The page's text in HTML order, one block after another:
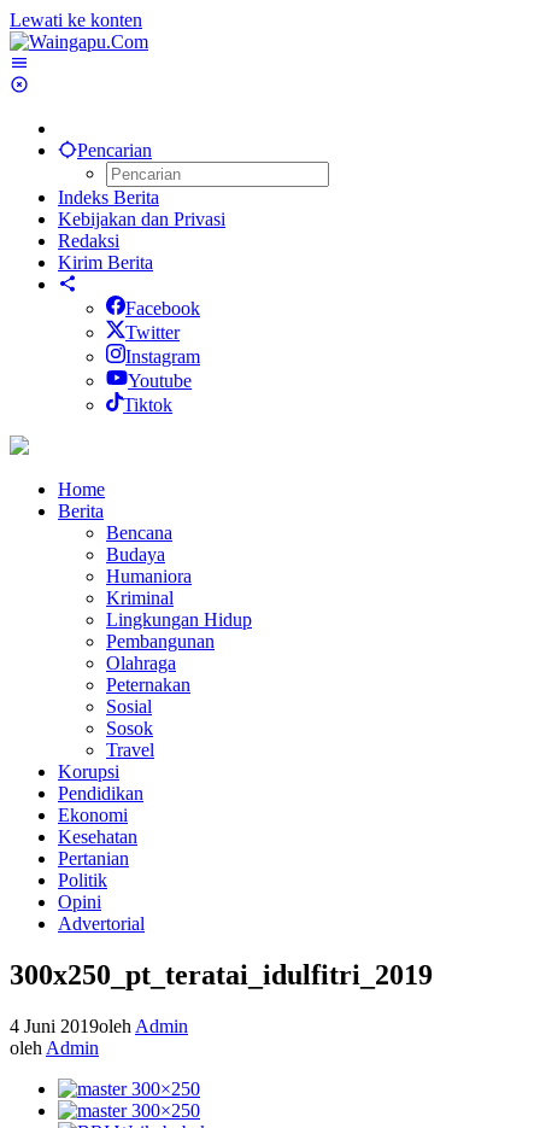
Lewati ke konten
Pencarian
Indeks Berita
Kebijakan dan Privasi
Redaksi
Kirim Berita
Facebook
Twitter
Instagram
Youtube
Tiktok
Home
Berita
Bencana
Budaya
Humaniora
Kriminal
Lingkungan Hidup
Pembangunan
Olahraga
Peternakan
Sosial
Sosok
Travel
Korupsi
Pendidikan
Ekonomi
Kesehatan
Pertanian
Politik
Opini
Advertorial
300x250_pt_teratai_idulfitri_2019
4 Juni 2019oleh Admin
oleh Admin